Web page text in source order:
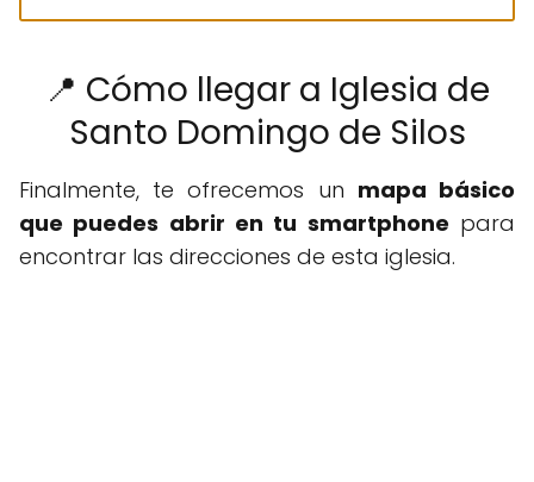
📍 Cómo llegar a Iglesia de
Santo Domingo de Silos
Finalmente, te ofrecemos un mapa básico
que puedes abrir en tu smartphone para
encontrar las direcciones de esta iglesia.